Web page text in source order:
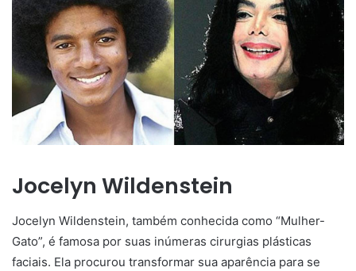
Jocelyn Wildenstein
Jocelyn Wildenstein, também conhecida como “Mulher-
Gato”, é famosa por suas inúmeras cirurgias plásticas
faciais. Ela procurou transformar sua aparência para se